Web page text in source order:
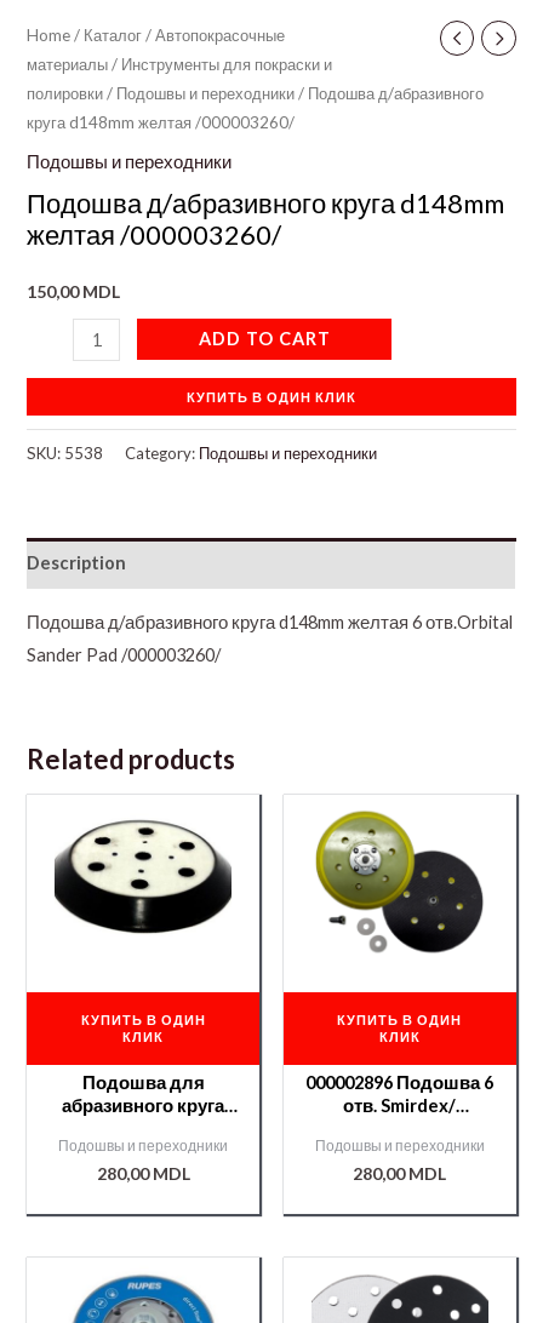
Home/ Каталог/Автопокрасочные
материалы/ Инструменты для покраски и
полировки/ Подошвы и переходники/ Подошва д/абразивного
круга d148mm желтая /000003260/
Подошвы и переходники
Подошва д/абразивного круга d148mm
желтая /000003260/
150,00MDL
ADD TO CART
КУПИТЬ В ОДИН КЛИК
SKU: 5538 Category: Подошвы и переходники
Description
Подошва д/абразивного круга d148mm желтая 6 отв.Orbital
Sander Pad /000003260/
Related products
КУПИТЬ В ОДИН
КЛИК
Подошва для
абразивного круга
отв.PalmSanderPad
/000003261/
Подошвы и переходники
280,00MDL
КУПИТЬ В ОДИН
КЛИК
000002896 Подошва 6
отв. Smirdex/
Scorpio, ER/TE и
FESTO
Подошвы и переходники
280,00MDL